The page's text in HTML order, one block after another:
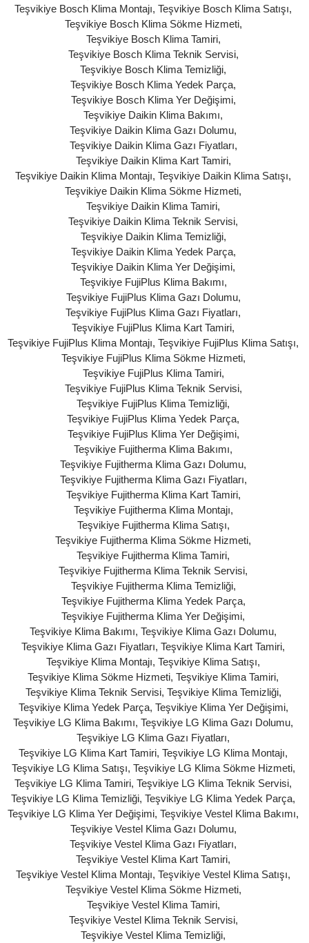
Teşvikiye Bosch Klima Montajı, Teşvikiye Bosch Klima Satışı,
Teşvikiye Bosch Klima Sökme Hizmeti,
Teşvikiye Bosch Klima Tamiri,
Teşvikiye Bosch Klima Teknik Servisi,
Teşvikiye Bosch Klima Temizliği,
Teşvikiye Bosch Klima Yedek Parça,
Teşvikiye Bosch Klima Yer Değişimi,
Teşvikiye Daikin Klima Bakımı,
Teşvikiye Daikin Klima Gazı Dolumu,
Teşvikiye Daikin Klima Gazı Fiyatları,
Teşvikiye Daikin Klima Kart Tamiri,
Teşvikiye Daikin Klima Montajı, Teşvikiye Daikin Klima Satışı,
Teşvikiye Daikin Klima Sökme Hizmeti,
Teşvikiye Daikin Klima Tamiri,
Teşvikiye Daikin Klima Teknik Servisi,
Teşvikiye Daikin Klima Temizliği,
Teşvikiye Daikin Klima Yedek Parça,
Teşvikiye Daikin Klima Yer Değişimi,
Teşvikiye FujiPlus Klima Bakımı,
Teşvikiye FujiPlus Klima Gazı Dolumu,
Teşvikiye FujiPlus Klima Gazı Fiyatları,
Teşvikiye FujiPlus Klima Kart Tamiri,
Teşvikiye FujiPlus Klima Montajı, Teşvikiye FujiPlus Klima Satışı,
Teşvikiye FujiPlus Klima Sökme Hizmeti,
Teşvikiye FujiPlus Klima Tamiri,
Teşvikiye FujiPlus Klima Teknik Servisi,
Teşvikiye FujiPlus Klima Temizliği,
Teşvikiye FujiPlus Klima Yedek Parça,
Teşvikiye FujiPlus Klima Yer Değişimi,
Teşvikiye Fujitherma Klima Bakımı,
Teşvikiye Fujitherma Klima Gazı Dolumu,
Teşvikiye Fujitherma Klima Gazı Fiyatları,
Teşvikiye Fujitherma Klima Kart Tamiri,
Teşvikiye Fujitherma Klima Montajı,
Teşvikiye Fujitherma Klima Satışı,
Teşvikiye Fujitherma Klima Sökme Hizmeti,
Teşvikiye Fujitherma Klima Tamiri,
Teşvikiye Fujitherma Klima Teknik Servisi,
Teşvikiye Fujitherma Klima Temizliği,
Teşvikiye Fujitherma Klima Yedek Parça,
Teşvikiye Fujitherma Klima Yer Değişimi,
Teşvikiye Klima Bakımı, Teşvikiye Klima Gazı Dolumu,
Teşvikiye Klima Gazı Fiyatları, Teşvikiye Klima Kart Tamiri,
Teşvikiye Klima Montajı, Teşvikiye Klima Satışı,
Teşvikiye Klima Sökme Hizmeti, Teşvikiye Klima Tamiri,
Teşvikiye Klima Teknik Servisi, Teşvikiye Klima Temizliği,
Teşvikiye Klima Yedek Parça, Teşvikiye Klima Yer Değişimi,
Teşvikiye LG Klima Bakımı, Teşvikiye LG Klima Gazı Dolumu,
Teşvikiye LG Klima Gazı Fiyatları,
Teşvikiye LG Klima Kart Tamiri, Teşvikiye LG Klima Montajı,
Teşvikiye LG Klima Satışı, Teşvikiye LG Klima Sökme Hizmeti,
Teşvikiye LG Klima Tamiri, Teşvikiye LG Klima Teknik Servisi,
Teşvikiye LG Klima Temizliği, Teşvikiye LG Klima Yedek Parça,
Teşvikiye LG Klima Yer Değişimi, Teşvikiye Vestel Klima Bakımı,
Teşvikiye Vestel Klima Gazı Dolumu,
Teşvikiye Vestel Klima Gazı Fiyatları,
Teşvikiye Vestel Klima Kart Tamiri,
Teşvikiye Vestel Klima Montajı, Teşvikiye Vestel Klima Satışı,
Teşvikiye Vestel Klima Sökme Hizmeti,
Teşvikiye Vestel Klima Tamiri,
Teşvikiye Vestel Klima Teknik Servisi,
Teşvikiye Vestel Klima Temizliği,